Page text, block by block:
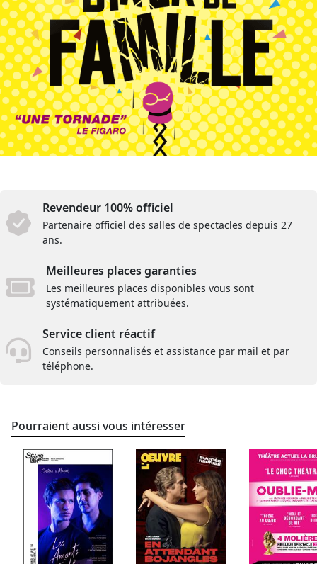
Revendeur 100% officiel
Partenaire officiel des salles de spectacles depuis 27
ans.
Meilleures places garanties
Les meilleures places disponibles vous sont
systématiquement attribuées.
Service client réactif
Conseils personnalisés et assistance par mail et par
téléphone.
Pourraient aussi vous intéresser